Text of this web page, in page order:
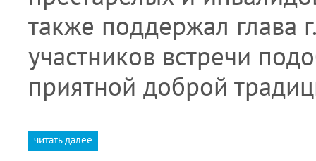
также поддержал
участников встречи
приятной доброй
читать далее